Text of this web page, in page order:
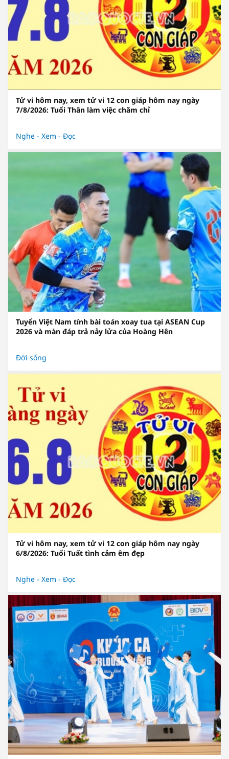
Tử vi hôm nay, xem tử vi 12 con giáp hôm nay ngày
7/8/2026: Tuổi Thân làm việc chăm chỉ
Nghe - Xem - Đọc
Tuyển Việt Nam tính bài toán xoay tua tại ASEAN Cup
2026 và màn đáp trả nảy lửa của Hoàng Hên
Đời sống
Tử vi hôm nay, xem tử vi 12 con giáp hôm nay ngày
6/8/2026: Tuổi Tuất tình cảm êm đẹp
Nghe - Xem - Đọc